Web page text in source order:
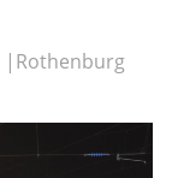
Rothenburg